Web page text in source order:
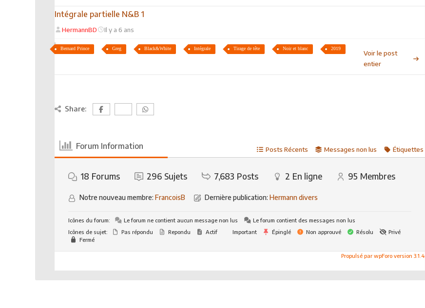
Intégrale partielle N&B 1
HermannBD Il y a 6 ans
Bernard Prince Greg Black&White Intégrale Tirage de tête Noir et blanc 2019
Voir le post
entier
Share:
Forum Information Posts Récents Messages non lus Étiquettes
18 Forums 296 Sujets 7,683 Posts 2 En ligne 95 Membres
Notre nouveau membre: FrancoisB Dernière publication: Hermann divers
Icônes du forum: Le forum ne contient aucun message non lus
Le forum contient des messages non lus
Icônes de sujet:
Pas répondu Repondu Actif Important Épinglé Non approuvé Résolu
Privé
Fermé
Propulsé par wpForo version 3.1.4